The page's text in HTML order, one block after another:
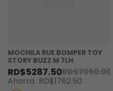
MOCHILA RUE BOMPER TOY
STORY BUZZ M 7LH
RD$5287.50RD$7050.00
Ahorra RD$1762.50